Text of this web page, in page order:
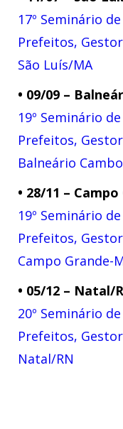
17º Seminário
Prefeitos,
São Luís/MA
• 09/09 –
19º Seminário
Prefeitos,
Balneário
• 28/11 –
19º Seminário
Prefeitos,
Campo Grande-
• 05/12 – Natal/
20º Seminário
Prefeitos,
Natal/RN